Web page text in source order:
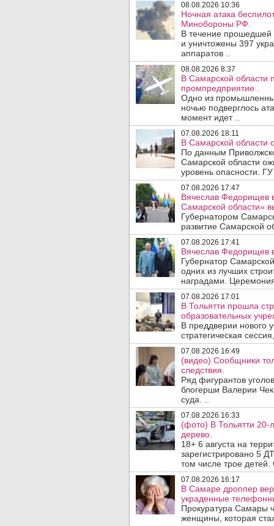
08.08.2026 10:36
Ночная атака
Минобороны РФ.
В течение
и уничтожены 397
аппаратов ..
08.08.2026 8:37
В Самарской области
промпредприятие .
Одно из
ночью подверглось
момент идет ..
07.08.2026 18:11
В Самарской области
По данным
Самарской области
уровень опасности.
07.08.2026 17:47
Вячеслав Федорищев
Самарской области»
Губернатором
развитие Самарской
07.08.2026 17:41
Вячеслав Федорищев
Губернатор
одних из лучших
наградами.
07.08.2026 17:01
В Тольятти прошла
образовательных
В преддверии нового
стратегическая
07.08.2026 16:49
(видео) Сообщники
следствия.
Ряд фигурантов
блогерши Валерии
суда. ..
07.08.2026 16:33
(фото) В Тольятти 20-
дерево.
18+ 6 августа на
зарегистрировано 5
том числе трое
07.08.2026 16:17
В Самаре дроппер
украденные
Прокуратура Самары
женщины, которая